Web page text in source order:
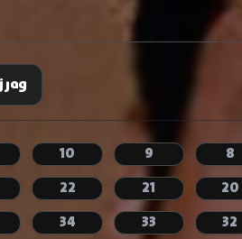
8
9
10
20
21
22
32
33
34